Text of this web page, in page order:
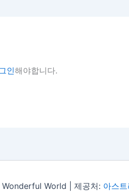
인해야합니다.
World | 제공처: 아스